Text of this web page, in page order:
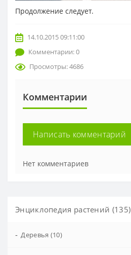
Продолжение следует.
14.10.2015 09:11:00
Комментарии: 0
Просмотры: 4686
Комментарии
Написать комментарий
Нет комментариев
Энциклопедия растений (135)
- Деревья (10)